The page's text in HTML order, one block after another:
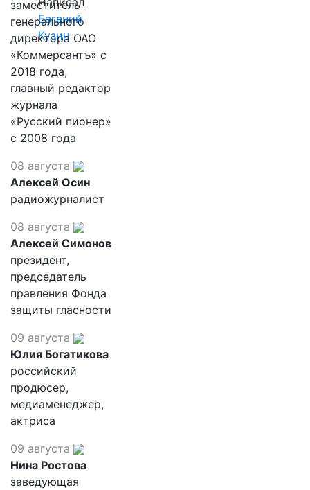
Евгений
Кузин
заместитель
генерального
директора ОАО
«Коммерсантъ» с
2018 года,
главный редактор
журнала
«Русский пионер»
с 2008 года
08 августа
Алексей Осин
радиожурналист
08 августа
Алексей Симонов
президент,
председатель
правления Фонда
защиты гласности
09 августа
Юлия Богатикова
российский
продюсер,
медиаменеджер,
актриса
09 августа
Нина Ростова
заведующая